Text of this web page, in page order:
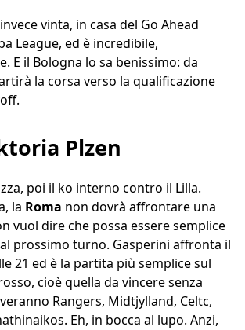
invece vinta, in casa del Go Ahead
League, ed è incredibile,
E il Bologna lo sa benissimo: da
la corsa verso la qualificazione
Plzen
poi il ko interno contro il Lilla.
la Roma non dovrà affrontare una
vuol dire che possa essere semplice
prossimo turno. Gasperini affronta il
21 ed è la partita più semplice sul
cioè quella da vincere senza
Rangers, Midtjylland, Celtc,
Eh, in bocca al lupo. Anzi,